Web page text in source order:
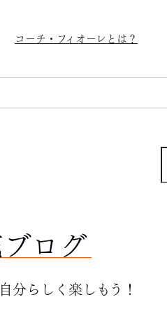
コーチ・フィオーレとは？
ログ
分らしく楽しもう！